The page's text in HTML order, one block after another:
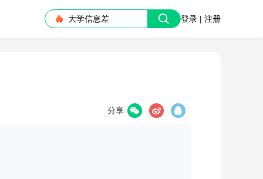
大学信息差 登录 | 注册
分享